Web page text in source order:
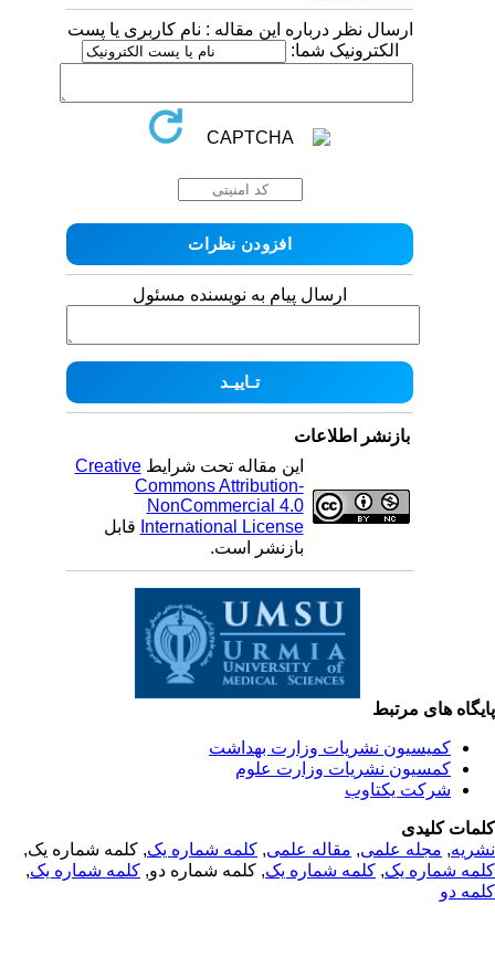
ارسال نظر درباره این مقاله : نام کاربری یا پست
الکترونیک شما:
ارسال پیام به نویسنده مسئول
بازنشر اطلاعات
این مقاله تحت شرایطCreative
Commons Attribution-
NonCommercial 4.0
International Licenseقابل
بازنشر است.
های مرتبط
کمیسیون نشریات وزارت بهداشت
کمسیون نشریات وزارت علوم
شرکت یکتاوب
کلیدی
,مجله علمی, مقاله علمی, کلمه شماره یک, کلمه شماره یک,
شماره یک,کلمه شماره یک, کلمه شماره دو,کلمه شماره یک,
دو